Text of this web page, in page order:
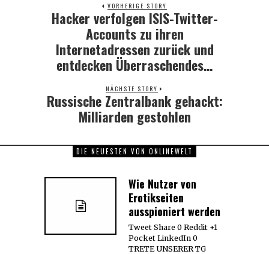
VORHERIGE STORY
Previous
Hacker verfolgen ISIS-Twitter-
Accounts zu ihren
Internetadressen zurück und
entdecken Überraschendes…
NÄCHSTE STORY
Next
post:
Russische Zentralbank gehackt:
Milliarden gestohlen
DIE NEUESTEN VON ONLINEWELT
Wie Nutzer von
Erotikseiten
ausspioniert werden
Tweet Share 0 Reddit +1
Pocket LinkedIn 0
TRETE UNSERER TG